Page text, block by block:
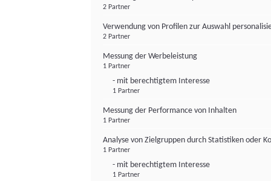
2 Partner
Verwendung von Profilen zur Auswahl
2 Partner
Messung der Werbeleistung
1 Partner
- mit berechtigtem Interesse
1 Partner
Messung der Performance von Inhalten
1 Partner
Analyse von Zielgruppen durch Statistiken oder
1 Partner
- mit berechtigtem Interesse
1 Partner